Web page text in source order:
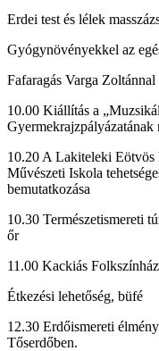
Erdei test és lélek
Gyógynövényekkel az
Fafaragás Varga Zoltánnal
10.00 Kiállítás a
Gyermekrajzpályázatának
10.20 A Lakiteleki
Művészeti Iskola
bemutatkozása
10.30 Természetismereti
őr
11.00 Kackiás Folkszínház
Étkezési lehetőség, büfé
12.30 Erdőismereti
Tőserdőben.